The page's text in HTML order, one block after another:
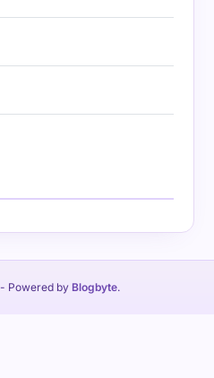
- Powered by Blogbyte.